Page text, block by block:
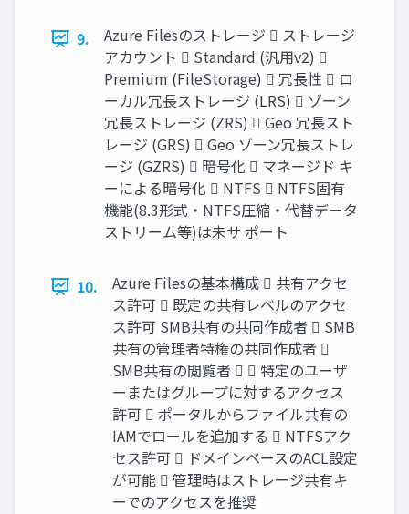
9.
Azure Filesのストレージ  ストレージ
アカウント  Standard (汎用v2) 
Premium (FileStorage)  冗長性  ロ
ーカル冗長ストレージ (LRS)  ゾーン
冗長ストレージ (ZRS)  Geo 冗長スト
レージ (GRS)  Geo ゾーン冗長ストレ
ージ (GZRS)  暗号化  マネージド キ
ーによる暗号化  NTFS  NTFS固有
機能(8.3形式・NTFS圧縮・代替データ
ストリーム等)は未サ ポート
10.
Azure Filesの基本構成  共有アクセ
ス許可  既定の共有レベルのアクセ
ス許可 SMB共有の共同作成者  SMB
共有の管理者特権の共同作成者 
SMB共有の閲覧者   特定のユーザ
ーまたはグループに対するアクセス
許可  ポータルからファイル共有の
IAMでロールを追加する  NTFSアク
セス許可  ドメインベースのACL設定
が可能  管理時はストレージ共有キ
ーでのアクセスを推奨